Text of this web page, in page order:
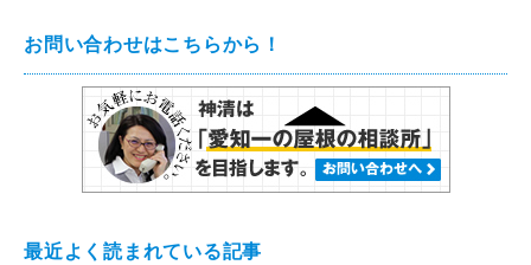
お問い合わせはこちらから！
最近よく読まれている記事